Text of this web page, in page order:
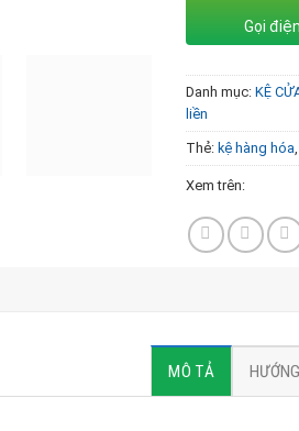
Gọi
Danh mục:KỆ
liền
Thẻ: kệ hàng hóa,
Xem trên:
MÔ TẢ